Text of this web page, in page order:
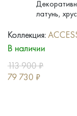
латунь,
Коллекция:
В наличии
113 900₽
79 730 ₽